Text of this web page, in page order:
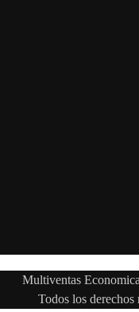
Multiventas
Todos los derechos